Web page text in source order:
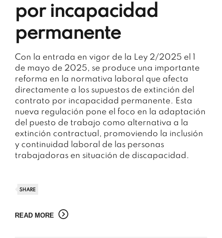
por incapacidad
permanente
Con la entrada en vigor de la Ley 2/2025 el 1
de mayo de 2025, se produce una importante
reforma en la normativa laboral que afecta
directamente a los supuestos de extinción del
contrato por incapacidad permanente. Esta
nueva regulación pone el foco en la adaptación
del puesto de trabajo como alternativa a la
extinción contractual, promoviendo la inclusión
y continuidad laboral de las personas
trabajadoras en situación de discapacidad.
SHARE
READ MORE